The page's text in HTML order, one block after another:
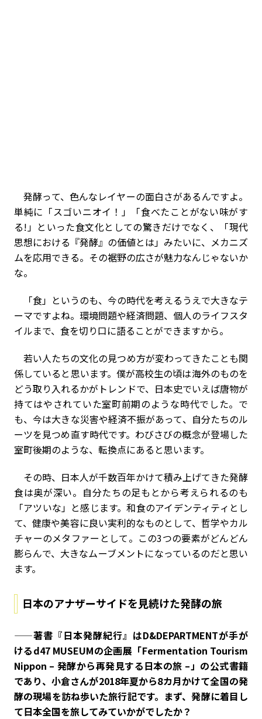
発酵って、色んなレイヤーの面白さがあるんですよ。
単純に「スゴいニオイ！」「食べたことがない味がす
る!」といった食文化としての驚きだけでなく、「現代
思想における『発酵』の価値とは」みたいに、メカニズ
ムを応用できる。その裾野の広さが魅力なんじゃないか
な。
「食」というのも、今の時代を考えるうえで大きなテ
ーマですよね。環境問題や経済問題、個人のライフスタ
イルまで、食を切り口に語ることができますから。
若い人たちの文化の見つめ方が変わってきたことも関
係していると思います。僕が高校生の頃は海外のものを
どう取り入れるかがトレンドで、日本史でいえば唐物が
持てはやされていた室町前期のような時代でした。で
も、今は大きな災害や経済不振があって、自分たちのル
ーツを見つめ直す時代です。わびさびの概念が登場した
室町後期のような、転換点にあると思います。
その時、日本人が千数百年かけて積み上げてきた発酵
食は奥が深い。自分たちの足もとから考えられるのも
「アツいな」と感じます。和食のアイデンティティとし
て、健康や美容に良い実利的なものとして、哲学やカル
チャーのメタファーとして。この3つの要素がどんどん
膨らんで、大きなムーブメントになっているのだと思い
ます。
日本のアナザーサイドを見続けた発酵の旅
——著書『日本発酵紀行』はD&DEPARTMENTが手が
けるd47 MUSEUMの企画展「Fermentation Tourism
Nippon – 発酵から再発見する日本の旅 –」の公式書籍
であり、小倉さんが2018年夏から8カ月かけて全国の発
酵の現場を訪ね歩いた旅行記です。まず、発酵に着目し
て日本全国を旅してみていかがでしたか？